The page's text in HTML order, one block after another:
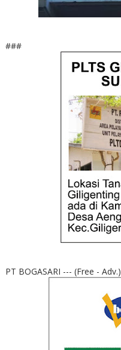
###
PT BOGASARI --- (Free - Adv.)